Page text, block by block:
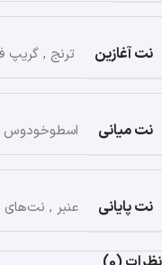
نت آغازین ترنج , گریپ
نت میانی اسطوخودوس
نت پایانی عنبر , نت‌های